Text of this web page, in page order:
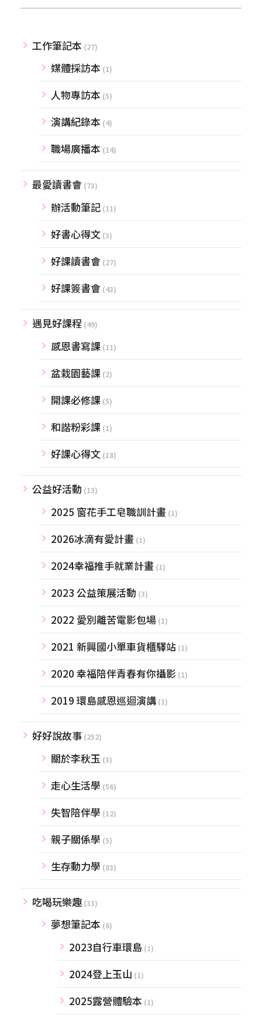
工作筆記本 (27)
媒體採訪本 (1)
人物專訪本 (5)
演講紀錄本 (4)
職場廣播本 (14)
最愛讀書會 (73)
辦活動筆記 (11)
好書心得文 (3)
好課讀書會 (27)
好課簽書會 (43)
遇見好課程 (49)
感恩書寫課 (11)
盆栽園藝課 (2)
開課必修課 (5)
和諧粉彩課 (1)
好課心得文 (18)
公益好活動 (13)
2025 窗花手工皂職訓計畫 (1)
2026冰滴有愛計畫 (1)
2024幸福推手就業計畫 (1)
2023 公益策展活動 (3)
2022 愛別離苦電影包場 (1)
2021 新興國小單車貨櫃驛站 (1)
2020 幸福陪伴青春有你攝影 (1)
2019 環島感恩巡迴演講 (1)
好好說故事 (252)
關於李秋玉 (3)
走心生活學 (56)
失智陪伴學 (12)
親子關係學 (5)
生存動力學 (83)
吃喝玩樂趣 (33)
夢想筆記本 (6)
2023自行車環島 (1)
2024登上玉山 (1)
2025露營體驗本 (1)